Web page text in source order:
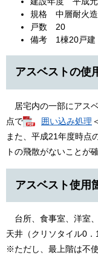
規格 中層耐火造
戸数 20
備考 1棟20戸建
アスベストの使
居宅内の一部にアス
点で
囲い込み処理
また、平成21年度時点
トの飛散がないことが
アスベスト使用
台所、食事室、洋室
天井（クリソタイル0．
※ただし、最上階は不